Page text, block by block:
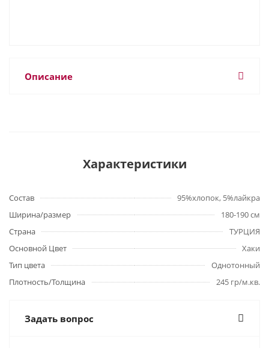
Описание
Характеристики
Состав
95%хлопок, 5%лайкра
Ширина/размер
180-190 см
Страна
ТУРЦИЯ
Основной Цвет
Хаки
Тип цвета
Однотонный
Плотность/Толщина
245 гр/м.кв.
Задать вопрос